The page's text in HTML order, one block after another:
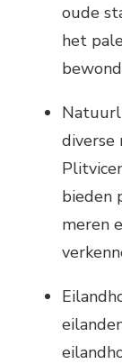
oude
het
diverse
bieden
meren